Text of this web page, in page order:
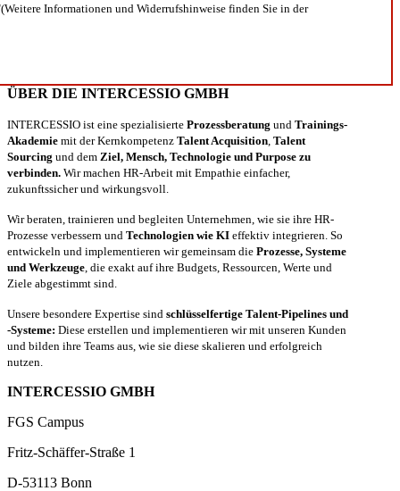
Informationen und Widerrufshinweise finden Sie in der
ÜBER DIE INTERCESSIO GMBH
INTERCESSIO ist eine spezialisierte Prozessberatung und Trainings-
Akademie mit der Kernkompetenz Talent Acquisition Talent
Sourcing und dem Ziel, Mensch, Technologie und Purpose zu
verbinden. Wir machen HR-Arbeit mit Empathie einfacher,
zukunftssicher und wirkungsvoll.
Wir beraten, trainieren und begleiten Unternehmen, wie sie ihre HR-
Prozesse verbessern und Technologien wie KI effektiv integrieren. So
entwickeln und implementieren wir gemeinsam die Prozesse, Systeme
und Werkzeuge , die exakt auf ihre Budgets, Ressourcen, Werte und
Ziele abgestimmt sind.
Unsere besondere Expertise sind schlüsselfertige Talent-Pipelines und
-Systeme: Diese erstellen und implementieren wir mit unseren Kunden
und bilden ihre Teams aus, wie sie diese skalieren und erfolgreich
nutzen.
INTERCESSIO GMBH
FGS Campus
Fritz-Schäffer-Straße 1
D-53113 Bonn